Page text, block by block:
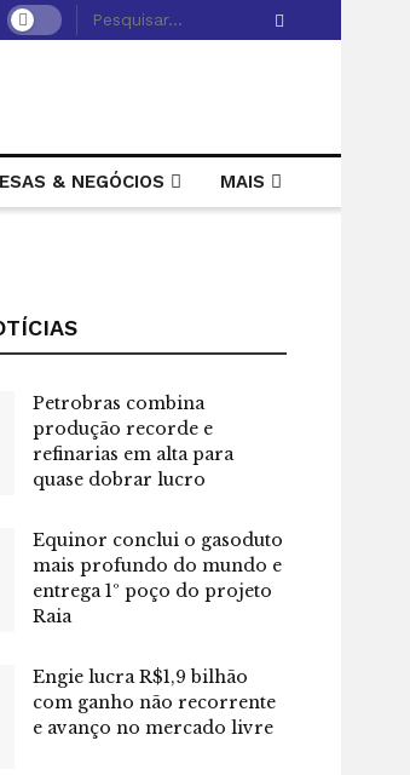
& NEGÓCIOS MAIS
Petrobras combina
produção recorde e
refinarias em alta para
quase dobrar lucro
Equinor conclui o gasoduto
mais profundo do mundo e
entrega 1º poço do projeto
Raia
Engie lucra R$1,9 bilhão
com ganho não recorrente
e avanço no mercado livre